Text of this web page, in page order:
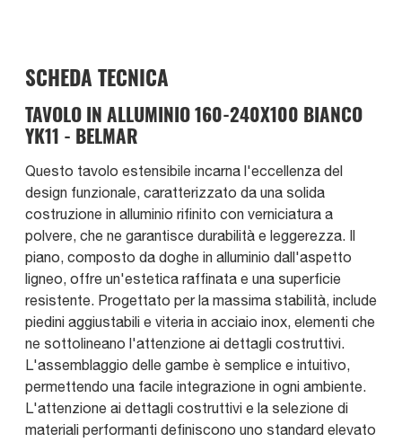
SCHEDA TECNICA
TAVOLO IN ALLUMINIO 160-240X100 BIANCO
YK11 - BELMAR
Questo tavolo estensibile incarna l'eccellenza del
design funzionale, caratterizzato da una solida
costruzione in alluminio rifinito con verniciatura a
polvere, che ne garantisce durabilità e leggerezza. Il
piano, composto da doghe in alluminio dall'aspetto
ligneo, offre un'estetica raffinata e una superficie
resistente. Progettato per la massima stabilità, include
piedini aggiustabili e viteria in acciaio inox, elementi che
ne sottolineano l'attenzione ai dettagli costruttivi.
L'assemblaggio delle gambe è semplice e intuitivo,
permettendo una facile integrazione in ogni ambiente.
L'attenzione ai dettagli costruttivi e la selezione di
materiali performanti definiscono uno standard elevato